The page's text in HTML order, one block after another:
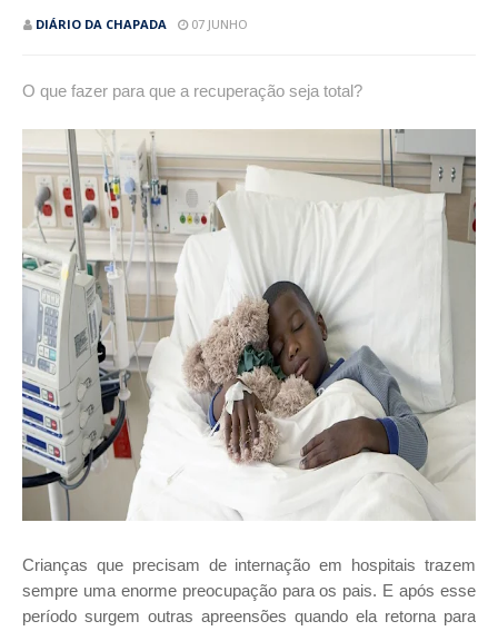
DIÁRIO DA CHAPADA 07 JUNHO
O que fazer para que a recuperação seja total?
Crianças que precisam de internação em hospitais trazem
sempre uma enorme preocupação para os pais. E após esse
período surgem outras apreensões quando ela retorna para